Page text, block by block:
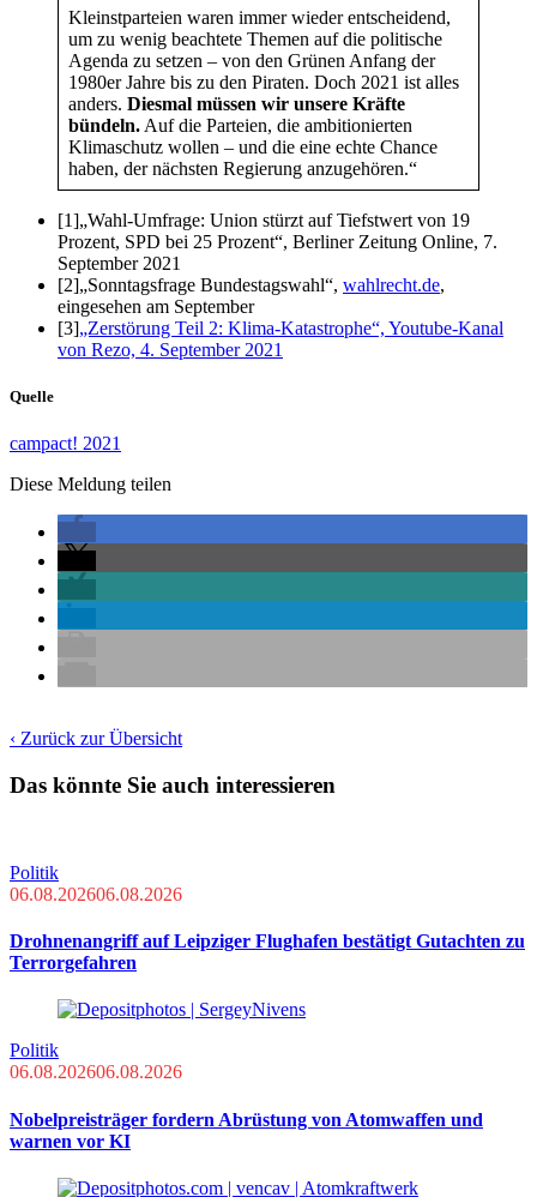
Kleinstparteien waren immer wieder entscheidend,
um zu wenig beachtete Themen auf die politische
Agenda zu setzen – von den Grünen Anfang der
1980er Jahre bis zu den Piraten. Doch 2021 ist alles
anders. Diesmal müssen wir unsere Kräfte
bündeln. Auf die Parteien, die ambitionierten
Klimaschutz wollen – und die eine echte Chance
haben, der nächsten Regierung anzugehören.“
[1]„Wahl-Umfrage: Union stürzt auf Tiefstwert von 19
Prozent, SPD bei 25 Prozent“, Berliner Zeitung Online, 7.
September 2021
[2]„Sonntagsfrage Bundestagswahl“, wahlrecht.de,
eingesehen am September
[3]„Zerstörung Teil 2: Klima-Katastrophe“, Youtube-Kanal
von Rezo, 4. September 2021
Quelle
campact! 2021
Diese Meldung teilen
‹ Zurück zur Übersicht
Das könnte Sie auch interessieren
Politik
06.08.202606.08.2026
Drohnenangriff auf Leipziger Flughafen bestätigt Gutachten zu
Terrorgefahren
Politik
06.08.202606.08.2026
Nobelpreisträger fordern Abrüstung von Atomwaffen und
warnen vor KI